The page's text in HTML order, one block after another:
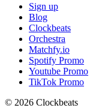
Sign up
Blog
Clockbeats
Orchestra
Matchfy.io
Spotify Promo
Youtube Promo
TikTok Promo
© 2026 Clockbeats